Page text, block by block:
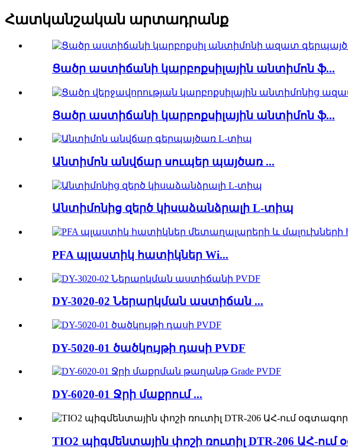
Հատկանշական արտադրանք
Ցածր աստիճանի կարբոքսիլային անտիմոն ֆ...
Ցածր աստիճանի կարբոքսիլային անտիմոն ֆ...
Անտիմոն անվճար սուպեր պայծառ ...
Անտիմոնից զերծ կիսաձանձրալի L-տիպ
PFA պլաստիկ հատիկներ Wi...
DY-3020-02 Ներարկման աստիճան ...
DY-5020-01 ծածկույթի դասի PVDF
DY-6020-01 Ջրի մաքրում ...
TIO2 պիգմենտային փոշի ռուտիլ DTR-206 ԱՀ-ում